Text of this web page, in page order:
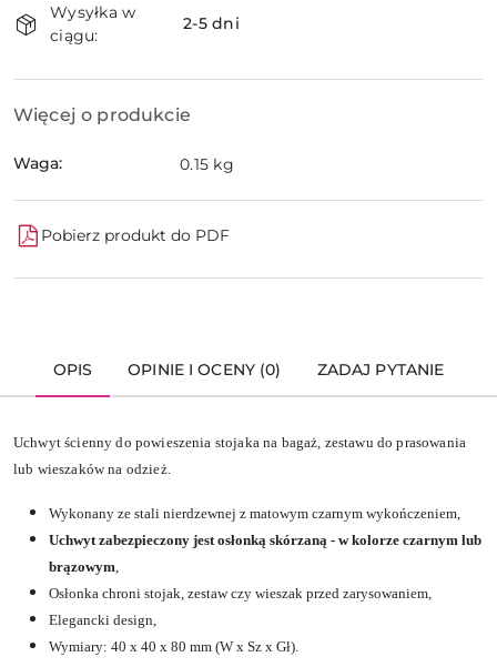
i
dostawa
Wysyłka w
ciągu:
2-5 dni
Więcej o produkcie
Waga: 0.15 kg
Pobierz produkt do PDF
OPIS OPINIE I OCENY (0) ZADAJ PYTANIE
Uchwyt ścienny do powieszenia stojaka na bagaż, zestawu do prasowania
lub wieszaków na odzież.
Wykonany ze stali nierdzewnej z matowym czarnym wykończeniem,
Uchwyt zabezpieczony jest osłonką skórzaną - w kolorze czarnym lub
brązowym
Osłonka chroni stojak, zestaw czy wieszak przed zarysowaniem,
Elegancki design,
Wymiary: 40 x 40 x 80 mm (W x Sz x Gł).